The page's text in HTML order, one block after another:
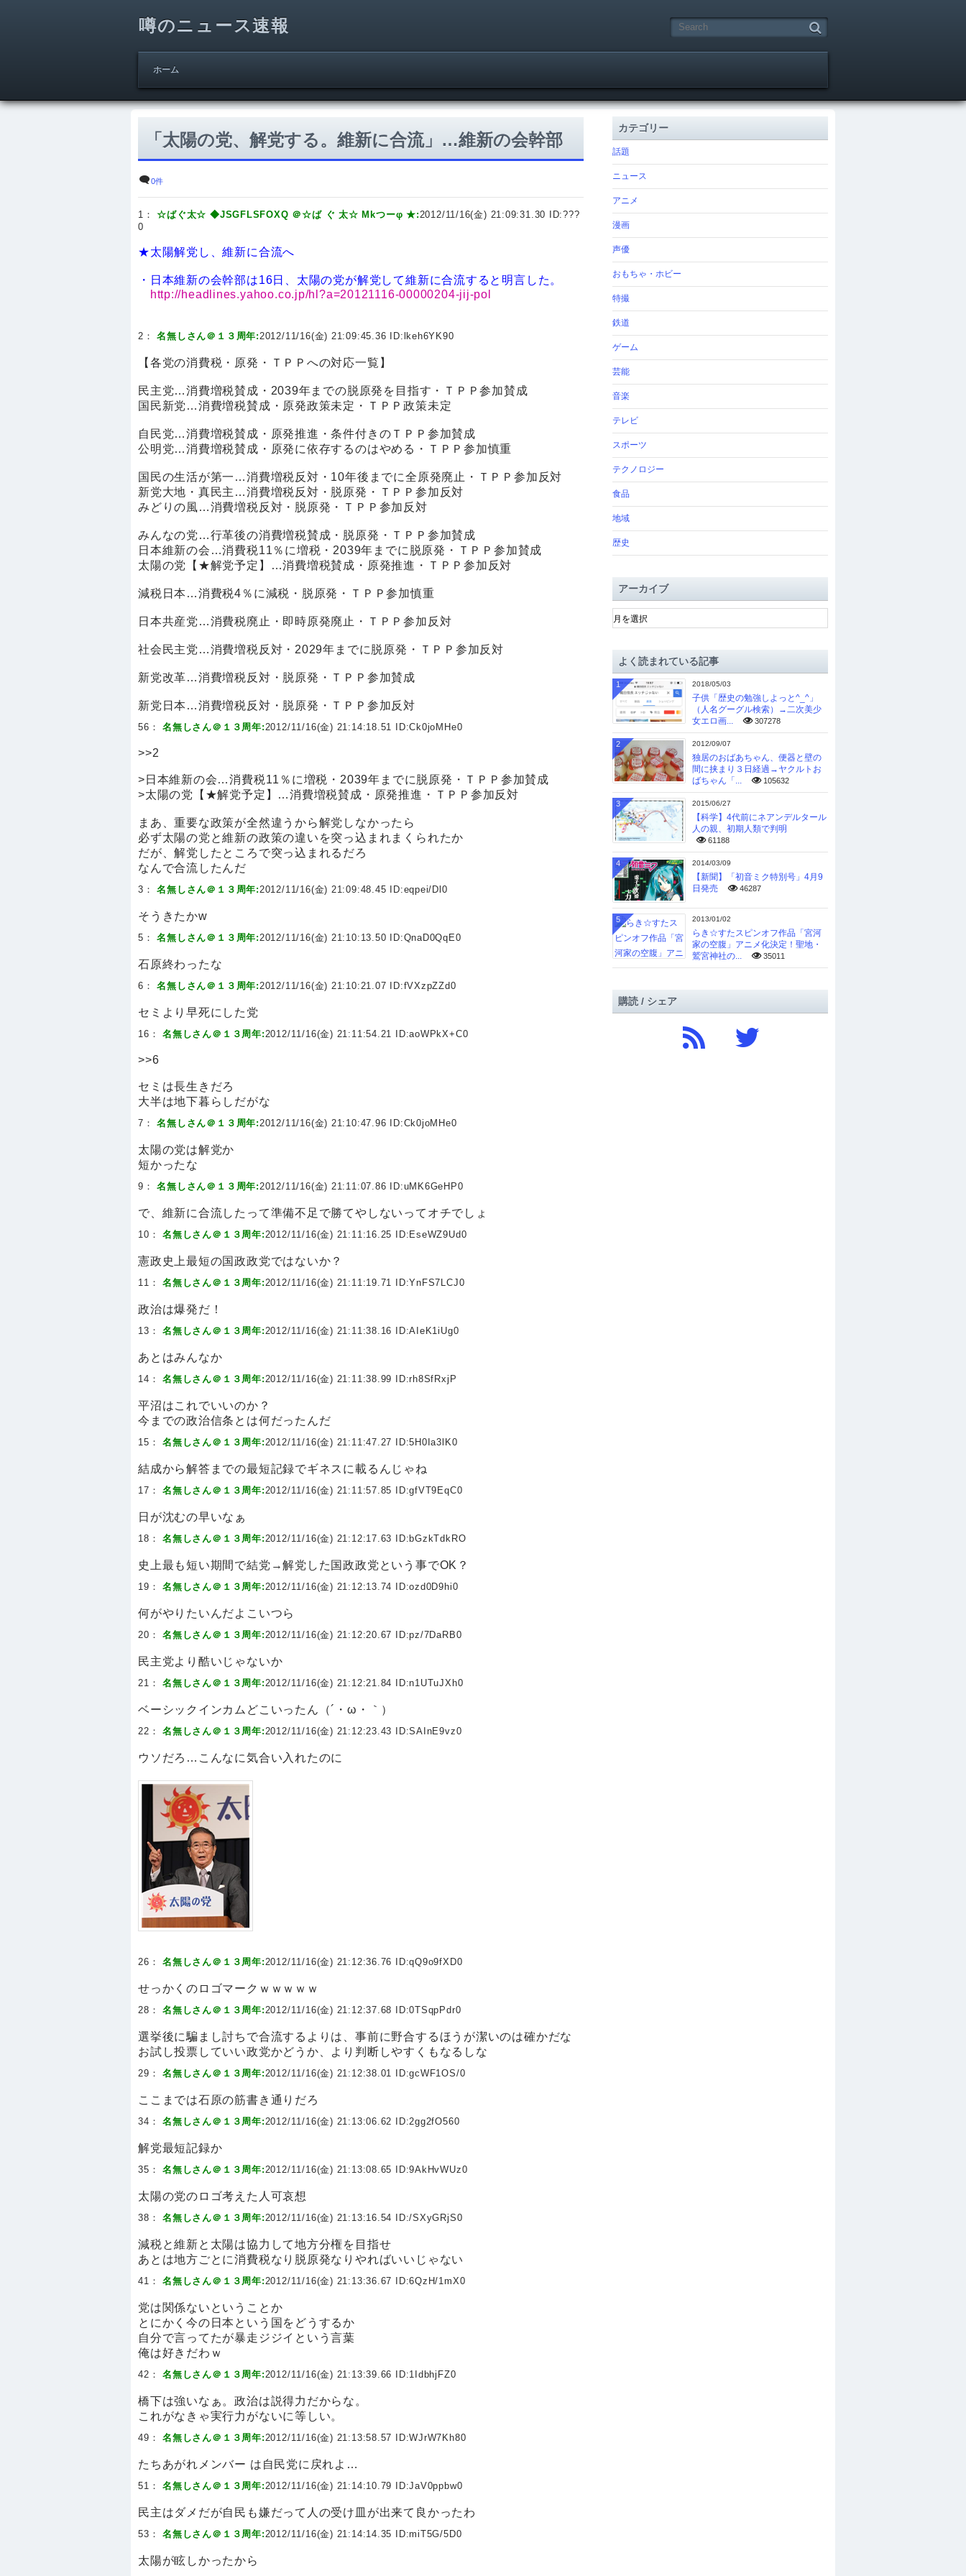
噂のニュース速報
ホーム
「太陽の党、解党する。維新に合流」…維新の会幹部
0件
1：☆ばぐ太☆ ◆JSGFLSFOXQ ＠☆ば ぐ 太☆ Mkつーφ ★:2012/11/16(金) 21:09:31.30 ID:???
0
★太陽解党し、維新に合流へ
・日本維新の会幹部は16日、太陽の党が解党して維新に合流すると明言した。
http://headlines.yahoo.co.jp/hl?a=20121116-00000204-jij-pol
2：名無しさん＠１３周年:2012/11/16(金) 21:09:45.36 ID: lkeh6YK90
【各党の消費税・原発・ＴＰＰへの対応一覧】
民主党…消費増税賛成・2039年までの脱原発を目指す・ＴＰＰ参加賛成
国民新党…消費増税賛成・原発政策未定・ＴＰＰ政策未定
自民党…消費増税賛成・原発推進・条件付きのＴＰＰ参加賛成
公明党…消費増税賛成・原発に依存するのはやめる・ＴＰＰ参加慎重
国民の生活が第一…消費増税反対・10年後までに全原発廃止・ＴＰＰ参加反対
新党大地・真民主…消費増税反対・脱原発・ＴＰＰ参加反対
みどりの風…消費増税反対・脱原発・ＴＰＰ参加反対
みんなの党…行革後の消費増税賛成・脱原発・ＴＰＰ参加賛成
日本維新の会…消費税11％に増税・2039年までに脱原発・ＴＰＰ参加賛成
太陽の党【★解党予定】…消費増税賛成・原発推進・ＴＰＰ参加反対
減税日本…消費税4％に減税・脱原発・ＴＰＰ参加慎重
日本共産党…消費税廃止・即時原発廃止・ＴＰＰ参加反対
社会民主党…消費増税反対・2029年までに脱原発・ＴＰＰ参加反対
新党改革…消費増税反対・脱原発・ＴＰＰ参加賛成
新党日本…消費増税反対・脱原発・ＴＰＰ参加反対
56：名無しさん＠１３周年:2012/11/16(金) 21:14:18.51 ID:Ck0joMHe0
>>2
>日本維新の会…消費税11％に増税・2039年までに脱原発・ＴＰＰ参加賛成
>太陽の党【★解党予定】…消費増税賛成・原発推進・ＴＰＰ参加反対
まあ、重要な政策が全然違うから解党しなかったら
必ず太陽の党と維新の政策の違いを突っ込まれまくられたか
だが、解党したところで突っ込まれるだろ
なんで合流したんだ
3：名無しさん＠１３周年:2012/11/16(金) 21:09:48.45 ID:eqpei/Dl0
そうきたかw
5：名無しさん＠１３周年:2012/11/16(金) 21:10:13.50 ID:QnaD0QqE0
石原終わったな
6：名無しさん＠１３周年:2012/11/16(金) 21:10:21.07 ID:fVXzpZZd0
セミより早死にした党
16：名無しさん＠１３周年:2012/11/16(金) 21:11:54.21 ID:aoWPkX+C0
>>6
セミは長生きだろ
大半は地下暮らしだがな
7：名無しさん＠１３周年:2012/11/16(金) 21:10:47.96 ID:Ck0joMHe0
太陽の党は解党か
短かったな
9：名無しさん＠１３周年:2012/11/16(金) 21:11:07.86 ID:uMK6GeHP0
で、維新に合流したって準備不足で勝てやしないってオチでしょ
10：名無しさん＠１３周年:2012/11/16(金) 21:11:16.25 ID: EseWZ9Ud0
憲政史上最短の国政政党ではないか？
11：名無しさん＠１３周年:2012/11/16(金) 21:11:19.71 ID:YnFS7LCJ0
政治は爆発だ！
13：名無しさん＠１３周年:2012/11/16(金) 21:11:38.16 ID:AIeK1iUg0
あとはみんなか
14：名無しさん＠１３周年:2012/11/16(金) 21:11:38.99 ID:rh8SfRxjP
平沼はこれでいいのか？
今までの政治信条とは何だったんだ
15：名無しさん＠１３周年:2012/11/16(金) 21:11:47.27 ID:5H0Ia3lK0
結成から解答までの最短記録でギネスに載るんじゃね
17：名無しさん＠１３周年:2012/11/16(金) 21:11:57.85 ID:gfVT9EqC0
日が沈むの早いなぁ
18：名無しさん＠１３周年:2012/11/16(金) 21:12:17.63 ID: bGzkTdkRO
史上最も短い期間で結党→解党した国政政党という事でOK？
19：名無しさん＠１３周年:2012/11/16(金) 21:12:13.74 ID:ozd0D9hi0
何がやりたいんだよこいつら
20：名無しさん＠１３周年:2012/11/16(金) 21:12:20.67 ID:pz/7DaRB0
民主党より酷いじゃないか
21：名無しさん＠１３周年:2012/11/16(金) 21:12:21.84 ID:n1UTuJXh0
ベーシックインカムどこいったん（´・ω・｀）
22：名無しさん＠１３周年:2012/11/16(金) 21:12:23.43 ID:SAInE9vz0
ウソだろ…こんなに気合い入れたのに
26：名無しさん＠１３周年:2012/11/16(金) 21:12:36.76 ID:qQ9o9fXD0
せっかくのロゴマークｗｗｗｗｗ
28：名無しさん＠１３周年:2012/11/16(金) 21:12:37.68 ID:0TSqpPdr0
選挙後に騙まし討ちで合流するよりは、事前に野合するほうが潔いのは確かだな
お試し投票していい政党かどうか、より判断しやすくもなるしな
29：名無しさん＠１３周年:2012/11/16(金) 21:12:38.01 ID:gcWF1OS/0
ここまでは石原の筋書き通りだろ
34：名無しさん＠１３周年:2012/11/16(金) 21:13:06.62 ID:2gg2fO560
解党最短記録か
35：名無しさん＠１３周年:2012/11/16(金) 21:13:08.65 ID:9AkHvWUz0
太陽の党のロゴ考えた人可哀想
38：名無しさん＠１３周年:2012/11/16(金) 21:13:16.54 ID:/SXyGRjS0
減税と維新と太陽は協力して地方分権を目指せ
あとは地方ごとに消費税なり脱原発なりやればいいじゃない
41：名無しさん＠１３周年:2012/11/16(金) 21:13:36.67 ID:6QzH/1mX0
党は関係ないということか
とにかく今の日本という国をどうするか
自分で言ってたが暴走ジジイという言葉
俺は好きだわｗ
42：名無しさん＠１３周年:2012/11/16(金) 21:13:39.66 ID:1IdbhjFZ0
橋下は強いなぁ。政治は説得力だからな。
これがなきゃ実行力がないに等しい。
49：名無しさん＠１３周年:2012/11/16(金) 21:13:58.57 ID:WJrW7Kh80
たちあがれメンバー は自民党に戻れよ…
51：名無しさん＠１３周年:2012/11/16(金) 21:14:10.79 ID:JaV0ppbw0
民主はダメだが自民も嫌だって人の受け皿が出来て良かったわ
53：名無しさん＠１３周年:2012/11/16(金) 21:14:14.35 ID:miT5G/5D0
太陽が眩しかったから
カテゴリー
話題
ニュース
アニメ
漫画
声優
おもちゃ・ホビー
特撮
鉄道
ゲーム
芸能
音楽
テレビ
スポーツ
テクノロジー
食品
地域
歴史
アーカイブ
ア
ー
ブよく読まれている記事
2018/05/03
子供「歴史の勉強しよっと^_^」
（人名グーグル検索）→二次美少
女エロ画...
307278
1
2012/09/07
独居のおばあちゃん、便器と壁の
間に挟まり３日経過→ヤクルトお
ばちゃん「...
105632
2
2015/06/27
【科学】4代前にネアンデルタール
人の親、初期人類で判明
61188
3
2014/03/09
【新聞】「初音ミク特別号」4月9
日発売
46287
4
2013/01/02
らき☆すたスピンオフ作品「宮河
家の空腹」アニメ化決定！聖地・
鷲宮神社の...
35011
5
購読 / シェア